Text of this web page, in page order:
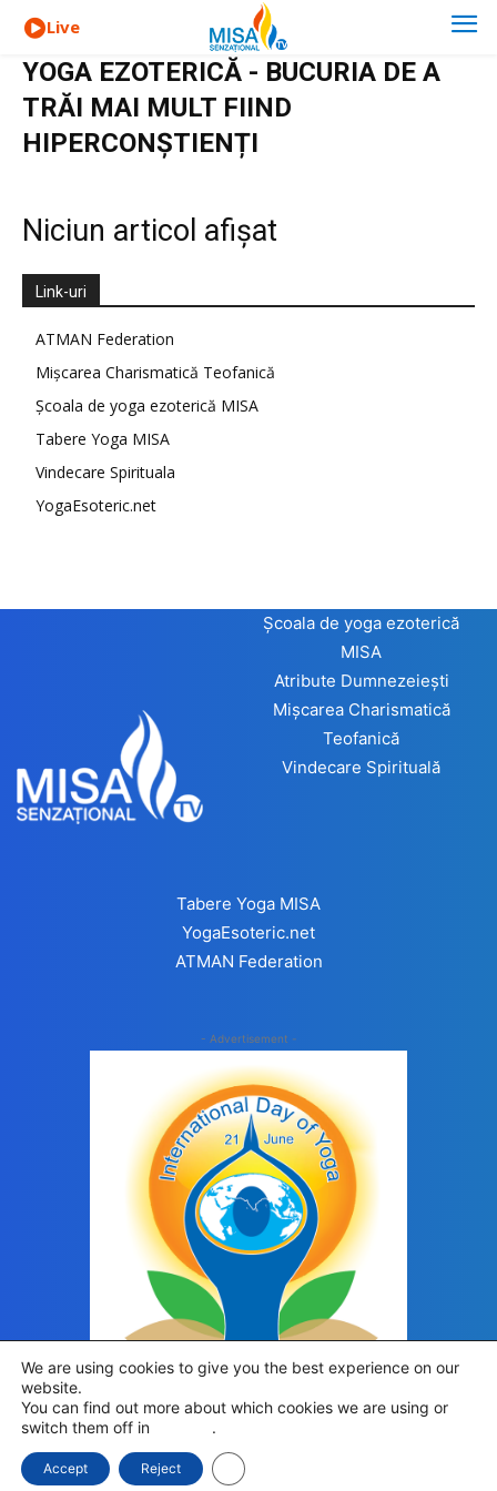
Live
YOGA EZOTERICĂ - BUCURIA DE A
TRĂI MAI MULT FIIND
HIPERCONȘTIENȚI
Niciun articol afișat
Link-uri
ATMAN Federation
Mișcarea Charismatică Teofanică
Școala de yoga ezoterică MISA
Tabere Yoga MISA
Vindecare Spirituala
YogaEsoteric.net
Școala de yoga ezoterică
MISA
Atribute Dumnezeiești
Mișcarea Charismatică
Teofanică
Vindecare Spirituală
Tabere Yoga MISA
YogaEsoteric.net
ATMAN Federation
- Advertisement -
We are using cookies to give you the best experience on our
website.
You can find out more about which cookies we are using or
switch them off in
.
Accept Reject Close GDPR Cookie Banner